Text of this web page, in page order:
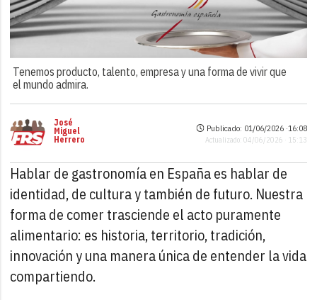
Tenemos producto, talento, empresa y una forma de vivir que
el mundo admira.
José
Miguel
Herrero
Publicado: 01/06/2026 ·16:08
Actualizado: 04/06/2026 · 15:13
Hablar de gastronomía en España es hablar de
identidad, de cultura y también de futuro. Nuestra
forma de comer trasciende el acto puramente
alimentario: es historia, territorio, tradición,
innovación y una manera única de entender la vida
compartiendo.